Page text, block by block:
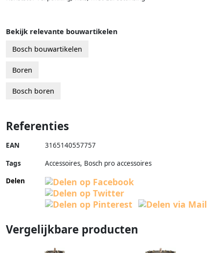
Bekijk relevante bouwartikelen
Bosch bouwartikelen
Boren
Bosch boren
Referenties
EAN 3165140557757
Tags
Accessoires, Bosch pro accessoires
Delen
Vergelijkbare producten